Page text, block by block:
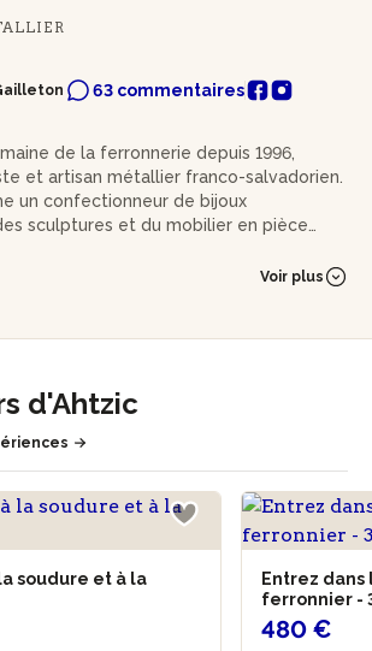
63 commentaires
de la ferronnerie depuis 1996,
et artisan métallier franco-salvadorien.
un confectionneur de bijoux
sculptures et du mobilier en pièce
conjuguent pour donner naissance au
par la volupté, la force et le caractère
passion à ses côtés !
Voir plus
d'Ahtzic
soudure et à la
Entrez
ferronnier -
480 €